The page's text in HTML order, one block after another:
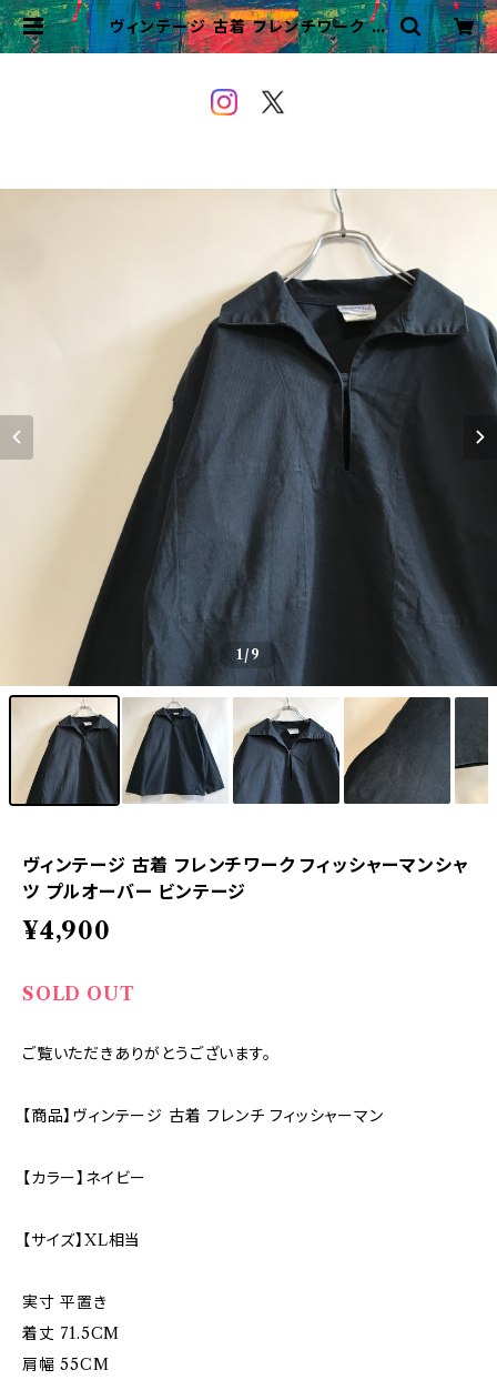
ヴィンテージ 古着 フレンチワーク フ
ィッシャーマンシャツ プルオーバー
1/9
ヴィンテージ 古着 フレンチワーク フィッシャーマンシャ
ツ プルオーバー ビンテージ
¥4,900
SOLD OUT
ご覧いただきありがとうございます。
【商品】ヴィンテージ 古着 フレンチ フィッシャーマン
【カラー】ネイビー
【サイズ】XL相当
実寸 平置き
着丈 71.5CM
肩幅 55CM